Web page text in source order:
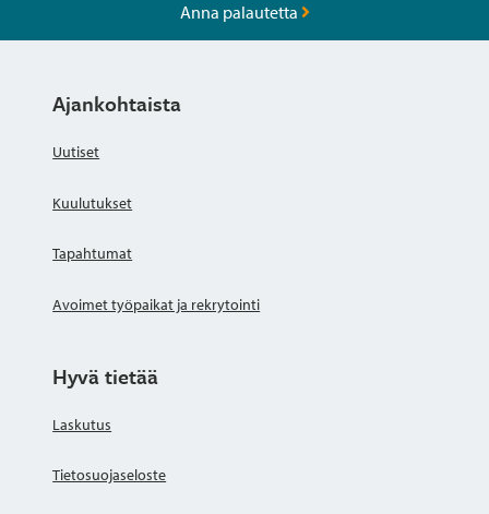
Anna palautetta
Ajankohtaista
Uutiset
Kuulutukset
Tapahtumat
Avoimet työpaikat ja rekrytointi
Hyvä tietää
Laskutus
Tietosuojaseloste